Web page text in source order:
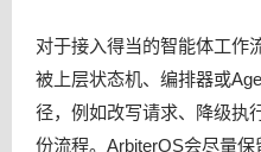
对于接入得当的智能体工作
被上层状态机、编排器或
径，例如改写请求、降级执
份流程。ArbiterOS会尽量